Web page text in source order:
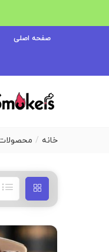
صفحه اصلی
خانه